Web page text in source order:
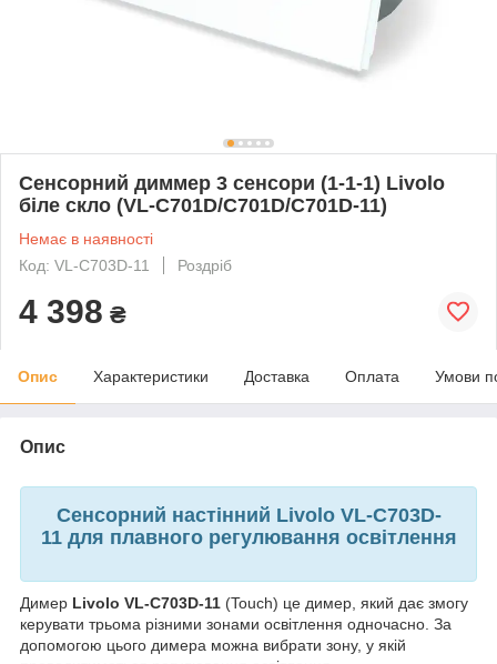
Сенсорний диммер 3 сенсори (1-1-1) Livolo
біле скло (VL-C701D/C701D/C701D-11)
Немає в наявності
Код: VL-C703D-11
Роздріб
4 398 ₴
Опис Характеристики Доставка Оплата Умови
Опис
Сенсорний настінний Livolo VL-C703D-
11 для плавного регулювання освітлення
Димер Livolo VL-C703D-11 (Touch) це димер, який дає змогу
керувати трьома різними зонами освітлення одночасно. За
допомогою цього димера можна вибрати зону, у якій